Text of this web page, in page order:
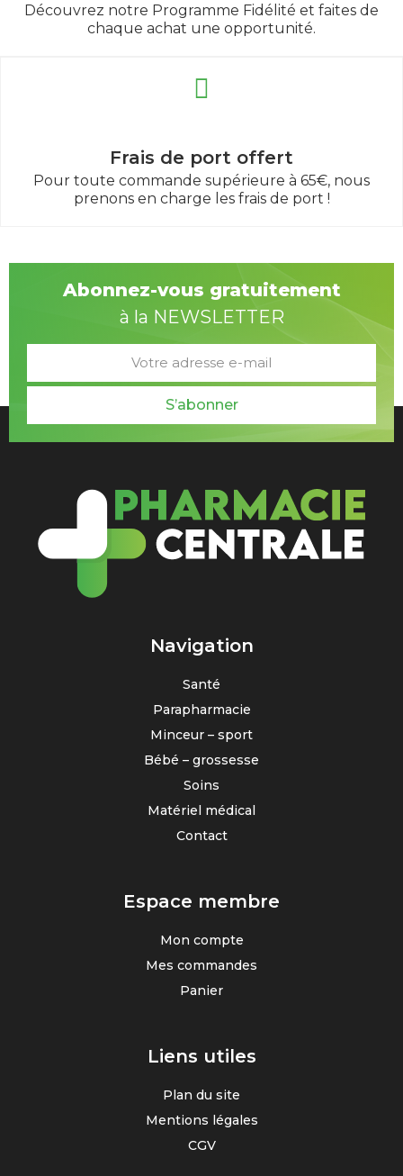
Découvrez notre Programme Fidélité et faites de
chaque achat une opportunité.
Frais de port offert
Pour toute commande supérieure à 65€, nous
prenons en charge les frais de port !
Abonnez-vous gratuitement
à la NEWSLETTER
S’abonner
Navigation
Santé
Parapharmacie
Minceur – sport
Bébé – grossesse
Soins
Matériel médical
Contact
Espace membre
Mon compte
Mes commandes
Panier
Liens utiles
Plan du site
Mentions légales
CGV